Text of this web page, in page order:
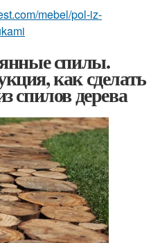
mebel/pol-iz-
спилы.
как сделать
спилов дерева